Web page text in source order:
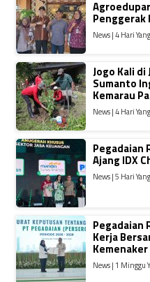
Penggerak
News | 4 Hari
Jogo Kali
Sumanto
Kemarau
News | 4 Hari
Pegadaian
Ajang IDX
News | 5 Hari
Pegadaian
Kerja
Kemenaker
News | 1 Minggu